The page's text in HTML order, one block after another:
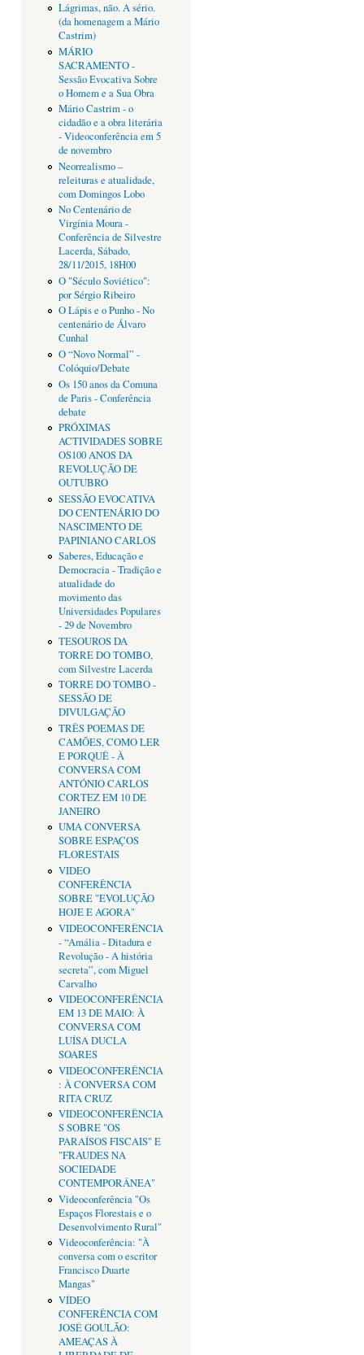
Lágrimas, não. A sério.
(da homenagem a Mário
Castrim)
MÁRIO
SACRAMENTO -
Sessão Evocativa Sobre
o Homem e a Sua Obra
Mário Castrim - o
cidadão e a obra literária
- Videoconferência em 5
de novembro
Neorrealismo –
releituras e atualidade,
com Domingos Lobo
No Centenário de
Virgínia Moura -
Conferência de Silvestre
Lacerda, Sábado,
28/11/2015, 18H00
O "Século Soviético":
por Sérgio Ribeiro
O Lápis e o Punho - No
centenário de Álvaro
Cunhal
O “Novo Normal” -
Colóquio/Debate
Os 150 anos da Comuna
de Paris - Conferência
debate
PRÓXIMAS
ACTIVIDADES SOBRE
OS100 ANOS DA
REVOLUÇÃO DE
OUTUBRO
SESSÃO EVOCATIVA
DO CENTENÁRIO DO
NASCIMENTO DE
PAPINIANO CARLOS
Saberes, Educação e
Democracia - Tradição e
atualidade do
movimento das
Universidades Populares
- 29 de Novembro
TESOUROS DA
TORRE DO TOMBO,
com Silvestre Lacerda
TORRE DO TOMBO -
SESSÃO DE
DIVULGAÇÃO
TRÊS POEMAS DE
CAMÕES, COMO LER
E PORQUÊ - À
CONVERSA COM
ANTÓNIO CARLOS
CORTEZ EM 10 DE
JANEIRO
UMA CONVERSA
SOBRE ESPAÇOS
FLORESTAIS
VIDEO
CONFERÊNCIA
SOBRE "EVOLUÇÃO
HOJE E AGORA"
VIDEOCONFERÊNCIA
- “Amália - Ditadura e
Revolução - A história
secreta”, com Miguel
Carvalho
VIDEOCONFERÊNCIA
EM 13 DE MAIO: À
CONVERSA COM
LUÍSA DUCLA
SOARES
VIDEOCONFERÊNCIA
: À CONVERSA COM
RITA CRUZ
VIDEOCONFERÊNCIA
S SOBRE "OS
PARAÍSOS FISCAIS" E
"FRAUDES NA
SOCIEDADE
CONTEMPORÂNEA"
Videoconferência "Os
Espaços Florestais e o
Desenvolvimento Rural"
Videoconferência: "À
conversa com o escritor
Francisco Duarte
Mangas"
VÍDEO
CONFERÊNCIA COM
JOSÉ GOULÃO:
AMEAÇAS À